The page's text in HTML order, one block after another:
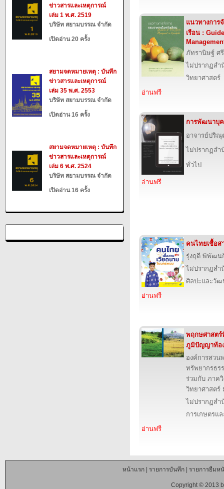
ข่าวสารและเหตุการณ์
เล่ม 1 พ.ศ. 2519
บริษัท สยามบรรณ จำกัด
เปิดอ่าน 20 ครั้ง
สยามจดหมายเหตุ : บันทึก
ข่าวสารและเหตุการณ์
เล่ม 35 พ.ศ. 2553
บริษัท สยามบรรณ จำกัด
เปิดอ่าน 16 ครั้ง
สยามจดหมายเหตุ : บันทึก
ข่าวสารและเหตุการณ์
เล่ม 6 พ.ศ. 2524
บริษัท สยามบรรณ จำกัด
เปิดอ่าน 16 ครั้ง
แนวทางการ
เรือน :
ภัทรานิษฐ์ ศ
ไม่ปรากฏส
วิทยาศาสตร์
อ่านฟรี
การพัฒนาบุค
อาจารย์ปริ
ไม่ปรากฏส
ทั่วไป
อ่านฟรี
คนไทยเชื้อส
รุ่งฤดี พิพัฒน
ไม่ปรากฏส
ศิลปะและวัฒ
อ่านฟรี
พฤกษศาสตร์
ภูมิปัญญาท้อ
องค์การสวน
ทรัพยากรธร
ร่วมกับ ภาค
วิทยาศาสตร์
ไม่ปรากฏส
การเกษตรแ
อ่านฟรี
หน้าแรก| รายการบันทึก| รายการยืมห
Copyright © 2013